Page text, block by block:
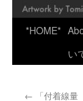
*HOME*
い
← 「付着線